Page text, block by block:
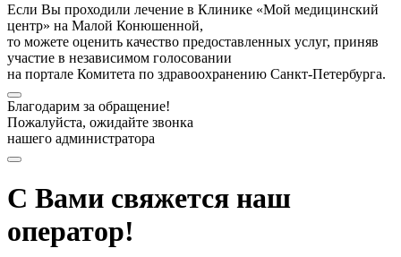
Если Вы проходили лечение в Клинике «Мой медицинский
центр» на Малой Конюшенной,
то можете оценить качество предоставленных услуг, приняв
участие в независимом голосовании
на портале Комитета по здравоохранению Санкт-Петербурга.
Благодарим за обращение!
Пожалуйста, ожидайте звонка
нашего администратора
С Вами свяжется наш
оператор!